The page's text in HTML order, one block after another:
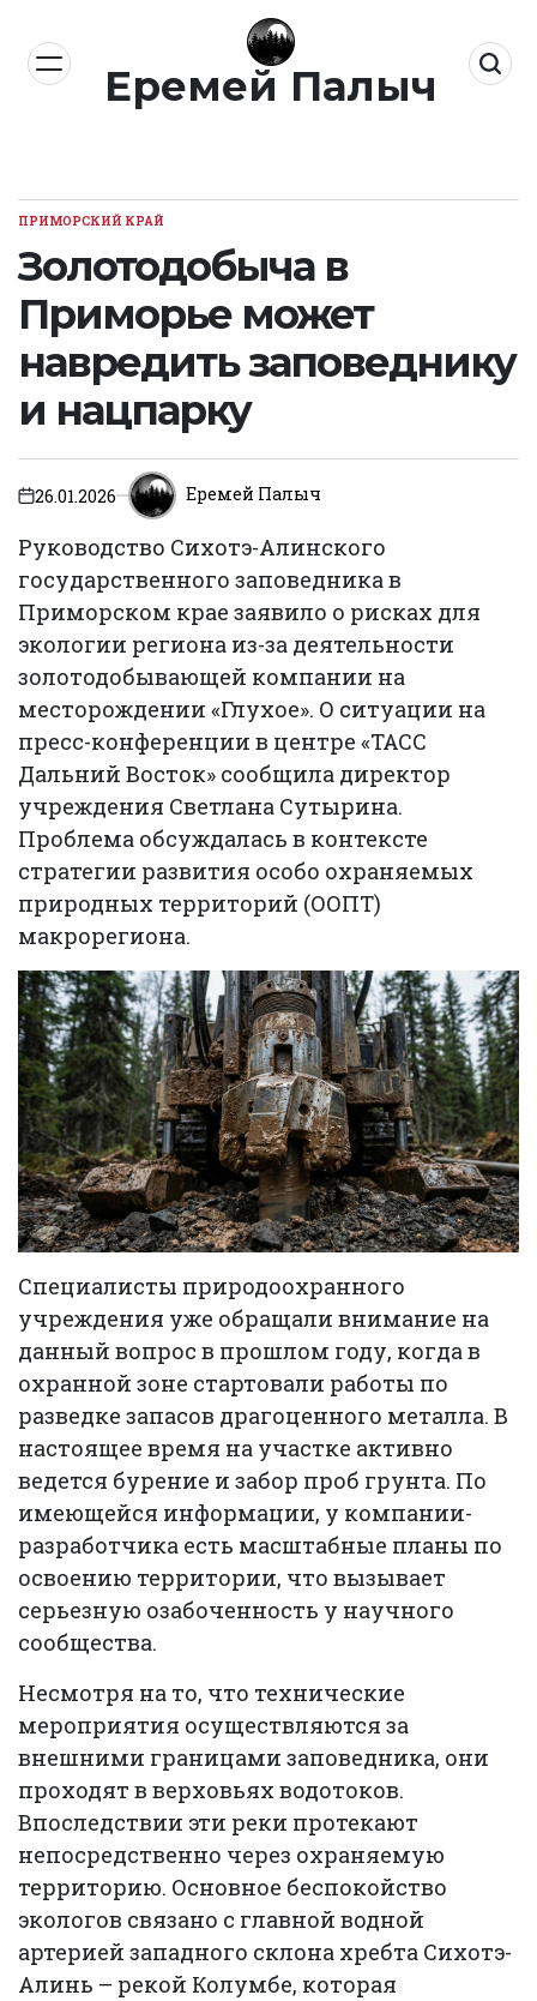
содержимомуЕремей Палыч
ОПУБЛИКОВАНО
ПРИМОРСКИЙ КРАЙ
Золотодобыча в
Приморье может
навредить заповеднику
и нацпарку
on26.01.2026 Еремей Палыч
Руководство Сихотэ-Алинского
государственного заповедника в
Приморском крае заявило о рисках для
экологии региона из-за деятельности
золотодобывающей компании на
месторождении «Глухое». О ситуации на
пресс-конференции в центре «ТАСС
Дальний Восток» сообщила директор
учреждения Светлана Сутырина.
Проблема обсуждалась в контексте
стратегии развития особо охраняемых
природных территорий (ООПТ)
макрорегиона.
Специалисты природоохранного
учреждения уже обращали внимание на
данный вопрос в прошлом году, когда в
охранной зоне стартовали работы по
разведке запасов драгоценного металла. В
настоящее время на участке активно
ведется бурение и забор проб грунта. По
имеющейся информации, у компании-
разработчика есть масштабные планы по
освоению территории, что вызывает
серьезную озабоченность у научного
сообщества.
Несмотря на то, что технические
мероприятия осуществляются за
внешними границами заповедника, они
проходят в верховьях водотоков.
Впоследствии эти реки протекают
непосредственно через охраняемую
территорию. Основное беспокойство
экологов связано с главной водной
артерией западного склона хребта Сихотэ-
Алинь – рекой Колумбе, которая